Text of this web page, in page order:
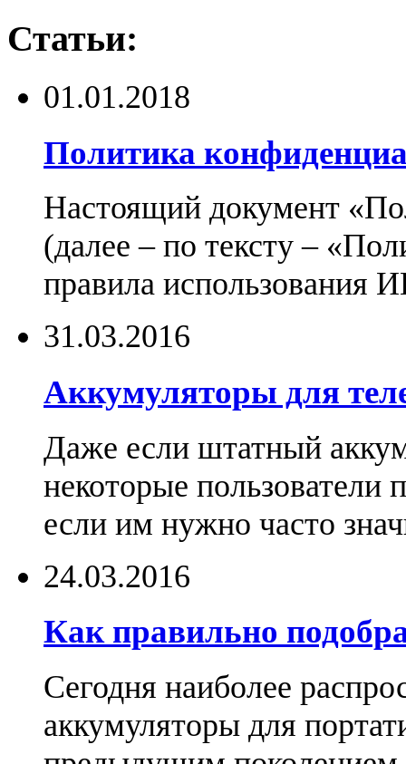
Статьи:
01.01.2018
Политика
Настоящий документ
(далее – по тексту –
правила использования
31.03.2016
Аккумуляторы для
Даже если штатный
некоторые пользователи
если им нужно часто
24.03.2016
Как правильно
Сегодня наиболее
аккумуляторы для